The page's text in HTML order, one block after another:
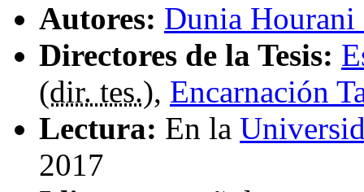
Autores: Dunia
Directores de la Tesis:
(dir. tes.), Encarnación
Lectura: En la
2017